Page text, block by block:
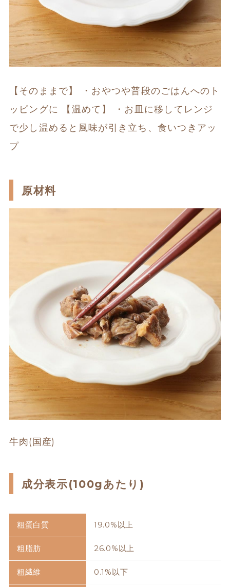
【そのままで】 ・おやつや普段のごはんへのト
ッピングに 【温めて】 ・お皿に移してレンジ
で少し温めると風味が引き立ち、食いつきアッ
プ
原材料
牛肉(国産)
成分表示(100gあたり)
粗蛋白質 19.0%以上
粗脂肪 26.0%以上
粗繊維 0.1%以下